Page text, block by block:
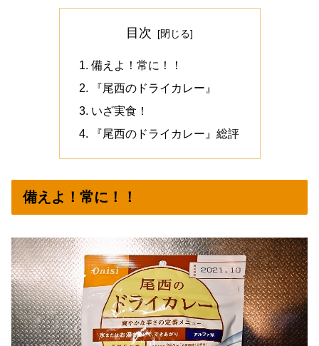
目次
備えよ！常に！！
『尾西のドライカレー』
いざ実食！
『尾西のドライカレー』総評
備えよ！常に！！